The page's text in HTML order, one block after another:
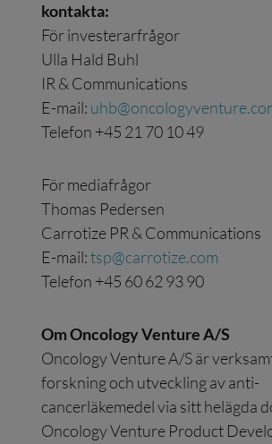
kontakta:
För investerarfrågor
Ulla Hald Buhl
IR & Communications
E-mail:
Telefon +45 21 70 10 49
För mediafrågor
Thomas Pedersen
Carrotize PR & Communications
E-mail:tsp@carrotize.com
Telefon +45 60 62 93 90
Om Oncology Venture A/S
Oncology Venture A/S är
forskning och utveckling av anti-
cancerläkemedel via sitt helägda
Oncology Venture Product